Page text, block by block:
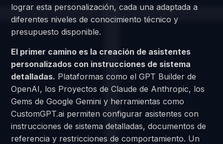
lograr esta personalización, cada una adaptada a
diferentes niveles de conocimiento técnico y
presupuesto disponible.
El primer camino es la creación de asistentes
personalizados con instrucciones de sistema
detalladas. Plataformas como el GPT Builder de
OpenAI, los Proyectos de Claude de Anthropic, los
Gems de Google Gemini y herramientas como
CustomGPT.ai permiten configurar asistentes con
instrucciones de sistema detalladas, documentos de
referencia y restricciones de comportamiento. Un